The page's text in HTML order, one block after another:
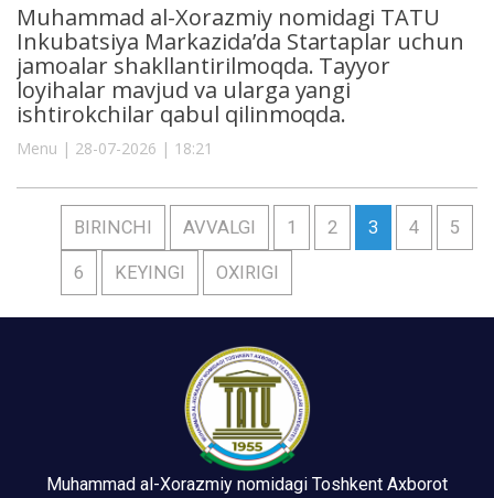
Muhammad al-Xorazmiy nomidagi TATU
Inkubatsiya Markazida’da Startaplar uchun
jamoalar shakllantirilmoqda. Tayyor
loyihalar mavjud va ularga yangi
ishtirokchilar qabul qilinmoqda.
Menu | 28-07-2026 | 18:21
BIRINCHI AVVALGI 1 2 3 4 5
6 KEYINGI OXIRIGI
Muhammad al-Xorazmiy nomidagi Toshkent Axborot